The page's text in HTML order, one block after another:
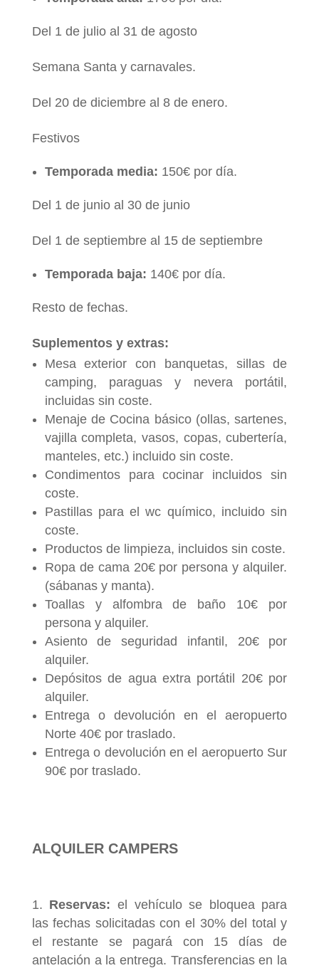
Del 1 de julio al 31 de agosto
Semana Santa y carnavales.
Del 20 de diciembre al 8 de enero.
Festivos
Temporada media: 150€ por día.
Del 1 de junio al 30 de junio
Del 1 de septiembre al 15 de septiembre
Temporada baja: 140€ por día.
Resto de fechas.
Suplementos y extras:
Mesa exterior con banquetas, sillas de
camping, paraguas y nevera portátil,
incluidas sin coste.
Menaje de Cocina básico (ollas, sartenes,
vajilla completa, vasos, copas, cubertería,
manteles, etc.) incluido sin coste.
Condimentos para cocinar incluidos sin
coste.
Pastillas para el wc químico, incluido sin
coste.
Productos de limpieza, incluidos sin coste.
Ropa de cama 20€ por persona y alquiler.
(sábanas y manta).
Toallas y alfombra de baño 10€ por
persona y alquiler.
Asiento de seguridad infantil, 20€ por
alquiler.
Depósitos de agua extra portátil 20€ por
alquiler.
Entrega o devolución en el aeropuerto
Norte 40€ por traslado.
Entrega o devolución en el aeropuerto Sur
90€ por traslado.
ALQUILER CAMPERS
Reservas: el vehículo se bloquea para
las fechas solicitadas con el 30% del total y
el restante se pagará con 15 días de
antelación a la entrega. Transferencias en la